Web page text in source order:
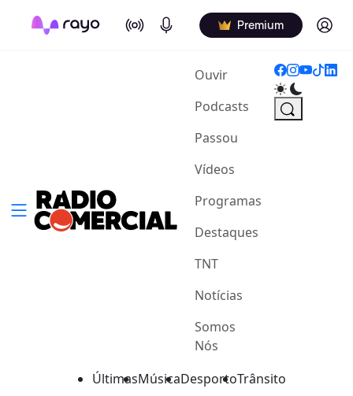
On Air Podcasts Premium Log in
Ouvir(current)
Podcasts
Passou
Vídeos
Programas
Destaques
TNT
Notícias
Somos
Nós
ÚltimasMúsicaDesportoTrânsito